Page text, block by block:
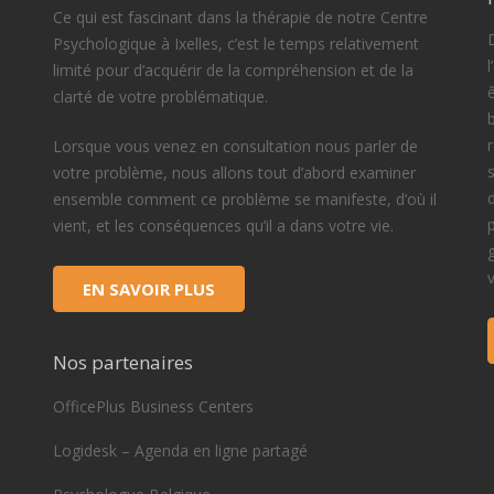
Ce qui est fascinant dans la thérapie de notre Centre
Psychologique à Ixelles, c’est le temps relativement
limité pour d’acquérir de la compréhension et de la
clarté de votre problématique.
Lorsque vous venez en consultation nous parler de
votre problème, nous allons tout d’abord examiner
ensemble comment ce problème se manifeste, d’où il
vient, et les conséquences qu’il a dans votre vie.
EN SAVOIR PLUS
Nos partenaires
OfficePlus Business Centers
Logidesk – Agenda en ligne partagé